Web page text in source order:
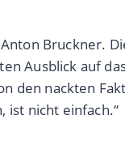
Bruckner.
Ausblick auf
den nackten
ist nicht einfach.“